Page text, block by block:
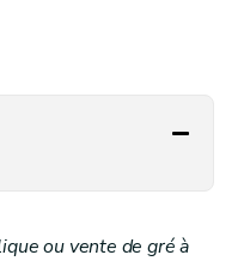
ou vente de gré à